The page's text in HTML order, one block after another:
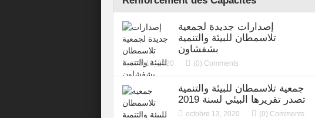
إصدارات جديدة لجمعية
تلاسمطان للبيئة والتنمية
بشفشاون
août 19, 2020 (0) Comments
جمعية تلاسمطان للبيئة والتنمية
تصدر تقريرها البيئي لسنة 2019
octobre 13, 2020 (0) Comments